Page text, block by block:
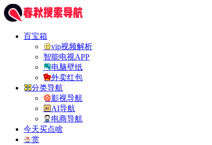
百宝箱
vip视频解析
智能电视APP
电脑壁纸
外卖红包
分类导航
影视导航
AI导航
电商导航
今天买点啥
赏